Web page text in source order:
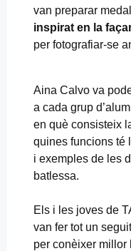
van preparar
inspirat en la
per fotografiar-se
Aina Calvo va
a cada grup
en què consisteix
quines funcions té
i exemples de les
batlessa.
Els i les joves de
van fer tot un
per conèixer millor